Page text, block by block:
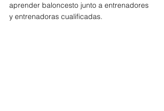
aprender baloncesto junto a entrenadores
y entrenadoras cualificadas.